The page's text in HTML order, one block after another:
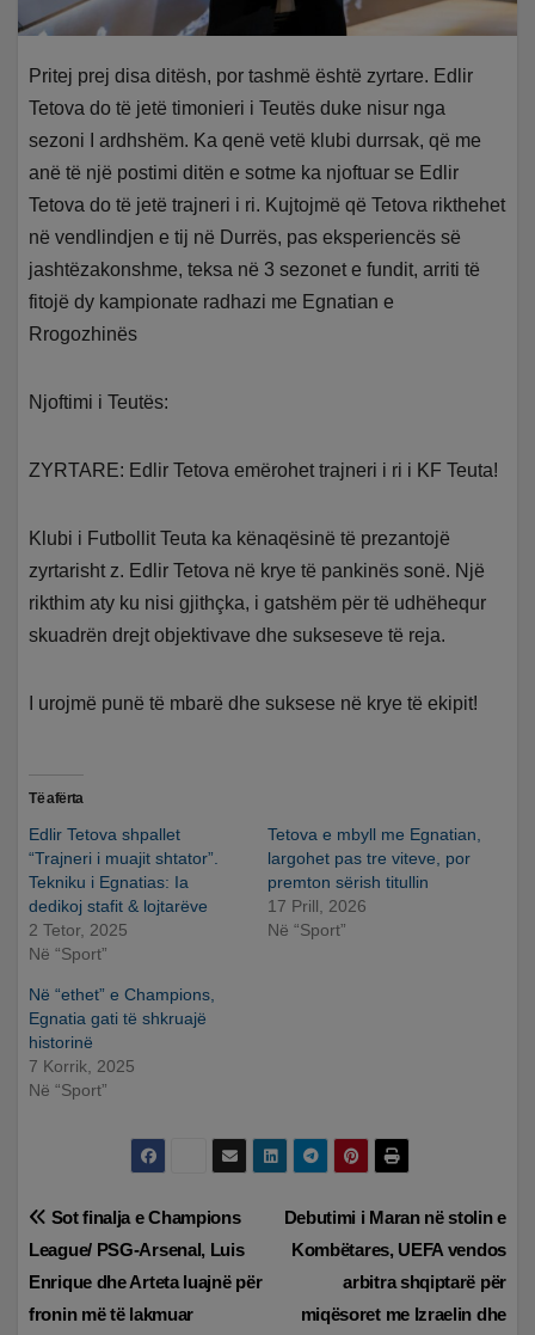
Pritej prej disa ditësh, por tashmë është zyrtare. Edlir
Tetova do të jetë timonieri i Teutës duke nisur nga
sezoni I ardhshëm. Ka qenë vetë klubi durrsak, që me
anë të një postimi ditën e sotme ka njoftuar se Edlir
Tetova do të jetë trajneri i ri. Kujtojmë që Tetova rikthehet
në vendlindjen e tij në Durrës, pas eksperiencës së
jashtëzakonshme, teksa në 3 sezonet e fundit, arriti të
fitojë dy kampionate radhazi me Egnatian e
Rrogozhinës
Njoftimi i Teutës:
ZYRTARE: Edlir Tetova emërohet trajneri i ri i KF Teuta!
Klubi i Futbollit Teuta ka kënaqësinë të prezantojë
zyrtarisht z. Edlir Tetova në krye të pankinës sonë. Një
rikthim aty ku nisi gjithçka, i gatshëm për të udhëhequr
skuadrën drejt objektivave dhe sukseseve të reja.
I urojmë punë të mbarë dhe suksese në krye të ekipit!
Të afërta
Edlir Tetova shpallet
“Trajneri i muajit shtator”.
Tekniku i Egnatias: Ia
dedikoj stafit & lojtarëve
2 Tetor, 2025
Në “Sport”
Tetova e mbyll me Egnatian,
largohet pas tre viteve, por
premton sërish titullin
17 Prill, 2026
Në “Sport”
Në “ethet” e Champions,
Egnatia gati të shkruajë
historinë
7 Korrik, 2025
Në “Sport”
Lëvizje
te
postimet
Debutimi i Maran në stolin e
Kombëtares, UEFA vendos
arbitra shqiptarë për
miqësoret me Izraelin dhe
Sot finalja e Champions
League/ PSG-Arsenal, Luis
Enrique dhe Arteta luajnë për
fronin më të lakmuar